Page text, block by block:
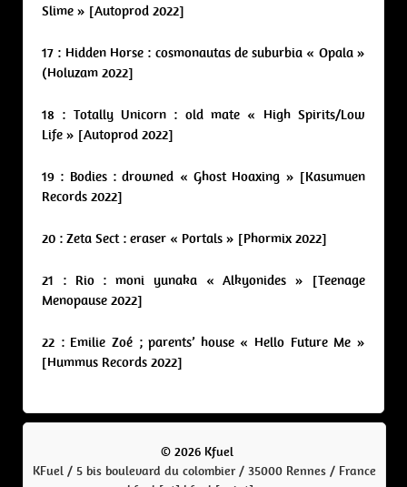
Slime » [Autoprod 2022]
17 : Hidden Horse : cosmonautas de suburbia « Opala »
(Holuzam 2022]
18 : Totally Unicorn : old mate « High Spirits/Low
Life » [Autoprod 2022]
19 : Bodies : drowned « Ghost Hoaxing » [Kasumuen
Records 2022]
20 : Zeta Sect : eraser « Portals » [Phormix 2022]
21 : Rio : moni yunaka « Alkyonides » [Teenage
Menopause 2022]
22 : Emilie Zoé ; parents’ house « Hello Future Me »
[Hummus Records 2022]
© 2026 Kfuel
KFuel / 5 bis boulevard du colombier / 35000 Rennes / France